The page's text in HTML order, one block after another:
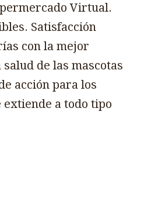
Virtual.
Satisfacción
con la mejor
de las mascotas
acción para los
extiende a todo tipo